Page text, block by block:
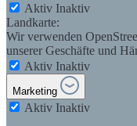
Aktiv Inaktiv
Landkarte:
Wir verwenden
unserer Geschäfte und
Aktiv Inaktiv
Marketing
Aktiv Inaktiv